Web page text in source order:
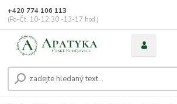
+420 774 106 113
(Po-Čt, 10-12:30 -13-17 hod.)